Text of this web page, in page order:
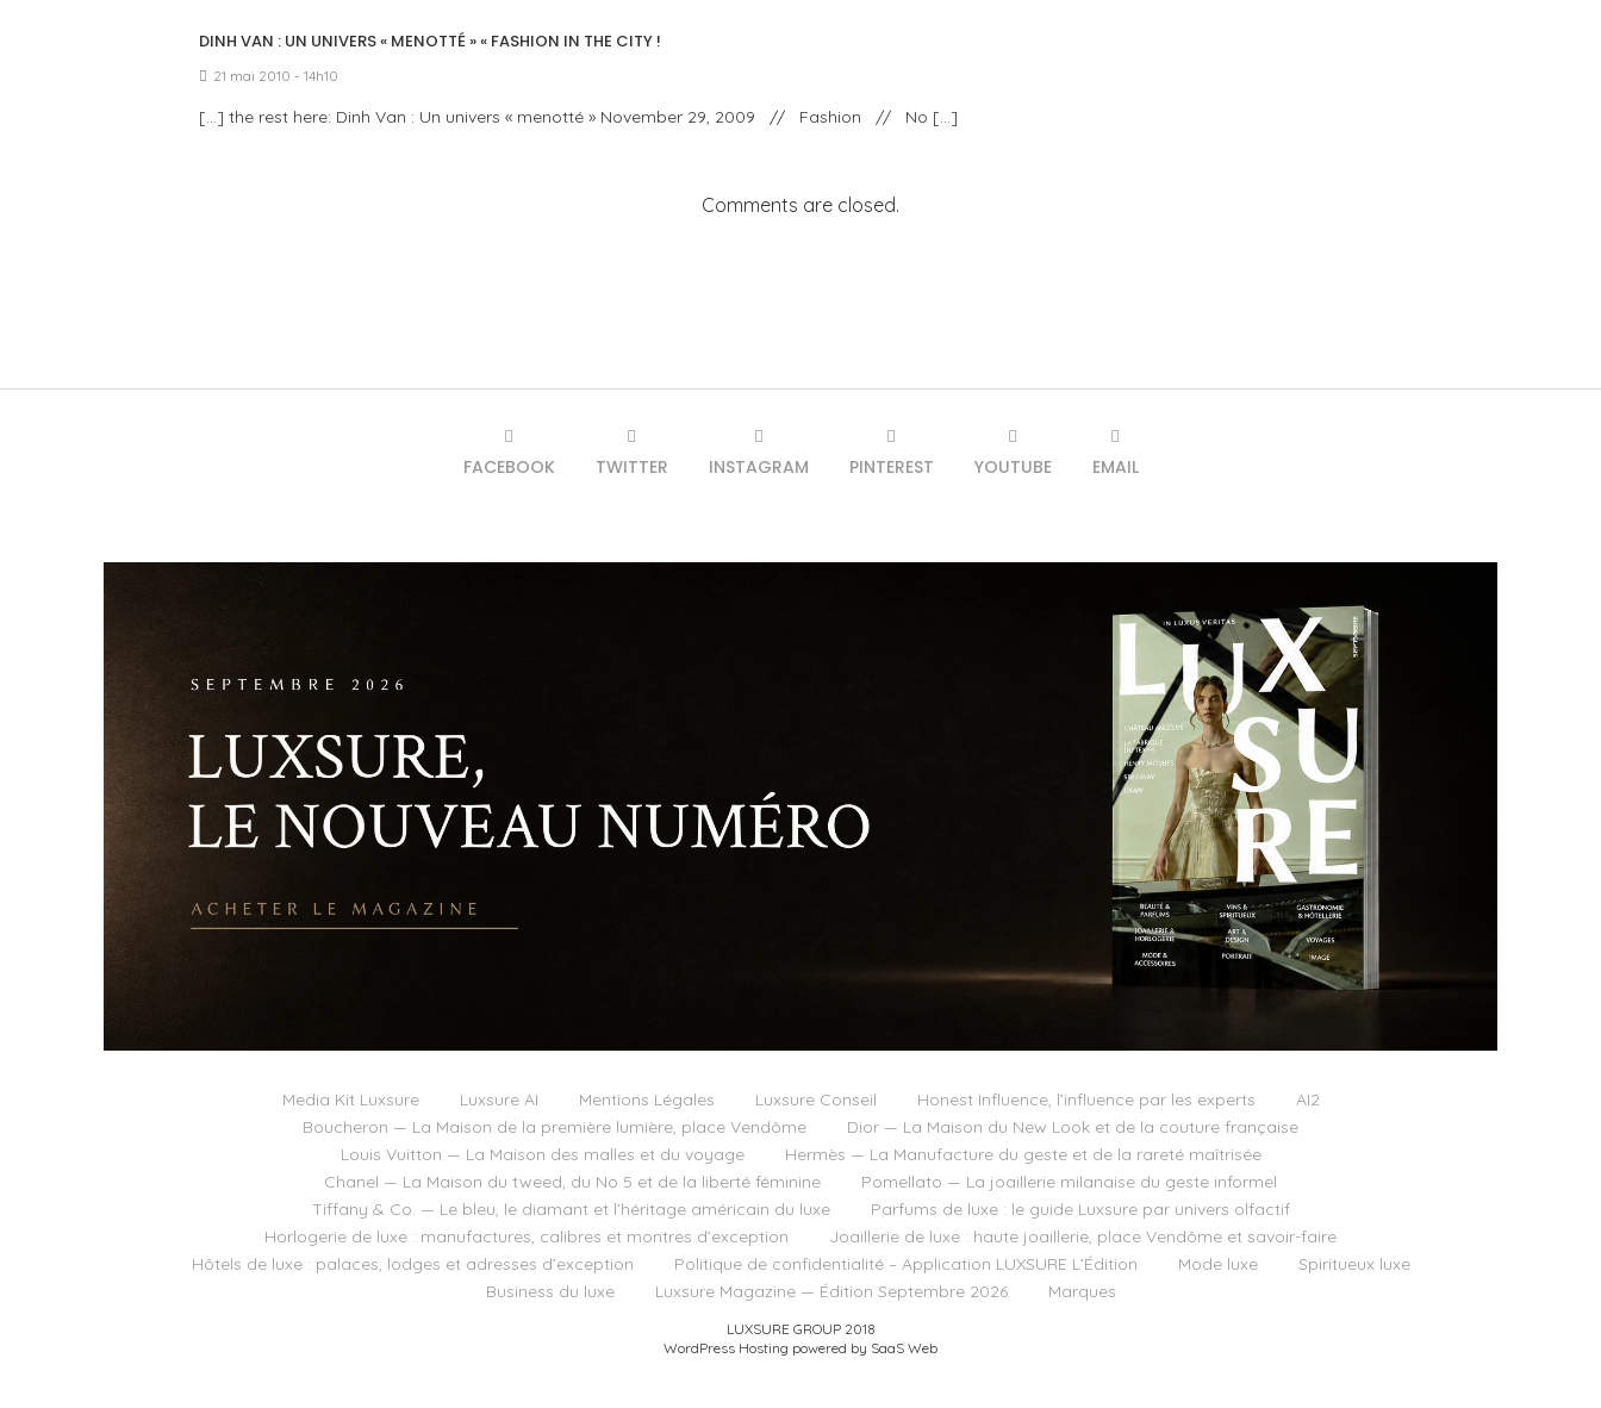
DINH VAN : UN UNIVERS « MENOTTÉ » « FASHION IN THE CITY !
21 mai 2010 - 14h10
[…] the rest here: Dinh Van : Un univers « menotté » November 29, 2009 // Fashion // No […]
Comments are closed.
FACEBOOK TWITTER INSTAGRAM PINTEREST YOUTUBE EMAIL
Media Kit Luxsure Luxsure AI Mentions Légales Luxsure Conseil Honest Influence, l’influence par les experts
AI2
Boucheron — La Maison de la première lumière, place Vendôme
Dior — La Maison du New Look et de la couture française
Louis Vuitton — La Maison des malles et du voyage
Hermès — La Manufacture du geste et de la rareté maîtrisée
Chanel — La Maison du tweed, du No 5 et de la liberté féminine
Pomellato — La joaillerie milanaise du geste informel
Tiffany & Co. — Le bleu, le diamant et l’héritage américain du luxe
Parfums de luxe : le guide Luxsure par univers olfactif
Horlogerie de luxe : manufactures, calibres et montres d’exception
Joaillerie de luxe : haute joaillerie, place Vendôme et savoir-faire
Hôtels de luxe : palaces, lodges et adresses d’exception
Politique de confidentialité – Application LUXSURE L’Édition Mode luxe
Spiritueux luxe
Business du luxe
Luxsure Magazine — Édition Septembre 2026 Marques
LUXSURE GROUP 2018
WordPress Hosting powered by SaaS Web